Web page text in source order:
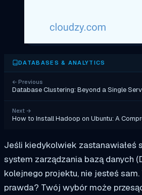
DATABASES & ANALYTICS
← Previous
Database Clustering: Beyond a Single
Next →
How to Install Hadoop on Ubuntu: A
Jeśli kiedykolwiek zastanawiałeś
system zarządzania bazą danych
kolejnego projektu, nie jesteś
prawda? Twój wybór może